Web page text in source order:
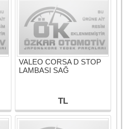
VALEO CORSA D STOP
LAMBASI SAĞ
TL